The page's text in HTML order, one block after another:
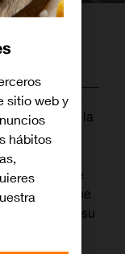
con la
del
para que
con lo que
se garantiza su
sitio web y
hábitos